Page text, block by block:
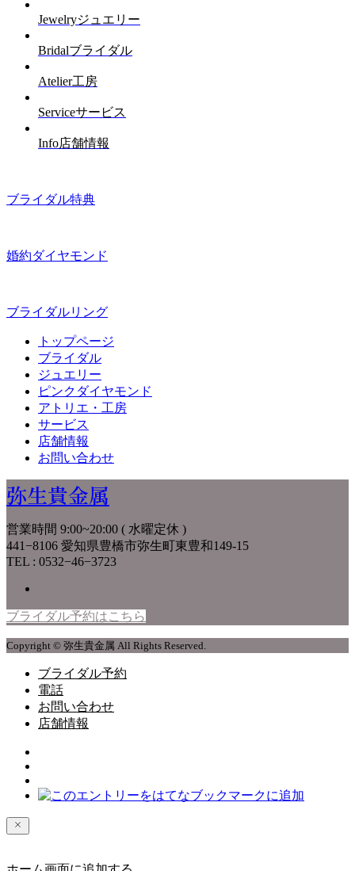
Jewelryジュエリー
Bridalブライダル
Atelier工房
Serviceサービス
Info店舗情報
ブライダル特典
婚約ダイヤモンド
ブライダルリング
トップページ
ブライダル
ジュエリー
ピンクダイヤモンド
アトリエ・工房
サービス
店舗情報
お問い合わせ
弥生貴金属
営業時間 9:00~20:00 ( 水曜定休 )
441−8106 愛知県豊橋市弥生町東豊和149-15
TEL : 0532−46−3723
ブライダル予約はこちら
Copyright © 弥生貴金属 All Rights Reserved.
ブライダル予約
電話
お問い合わせ
店舗情報